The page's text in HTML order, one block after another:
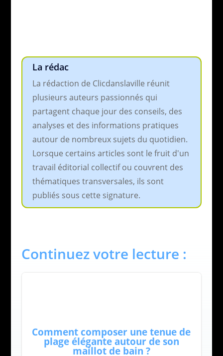
La rédac
La rédaction de Clicdanslaville réunit
plusieurs auteurs passionnés qui
partagent chaque jour des conseils, des
analyses et des informations pratiques
autour de nombreux sujets du quotidien.
Lorsque certains articles sont le fruit d'un
travail éditorial collectif ou couvrent des
thématiques transversales, ils sont
publiés sous cette signature.
Continuez votre lecture :
Comment composer une tenue de
plage élégante autour de son
maillot de bain ?